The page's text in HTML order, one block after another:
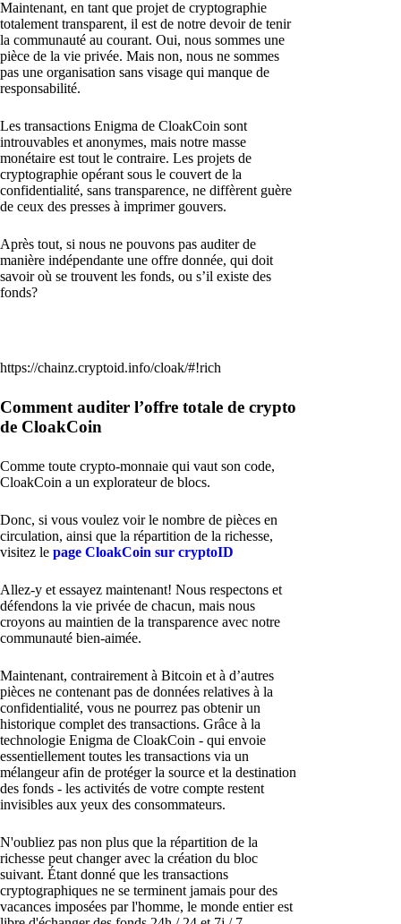
Maintenant, en tant que projet de cryptographie
totalement transparent, il est de notre devoir de tenir
la communauté au courant. Oui, nous sommes une
pièce de la vie privée. Mais non, nous ne sommes
pas une organisation sans visage qui manque de
responsabilité.
Les transactions Enigma de CloakCoin sont
introuvables et anonymes, mais notre masse
monétaire est tout le contraire. Les projets de
cryptographie opérant sous le couvert de la
confidentialité, sans transparence, ne diffèrent guère
de ceux des presses à imprimer gouvers.
Après tout, si nous ne pouvons pas auditer de
manière indépendante une offre donnée, qui doit
savoir où se trouvent les fonds, ou s’il existe des
fonds?
https://chainz.cryptoid.info/cloak/#!rich
Comment auditer l’offre totale de crypto
de CloakCoin
Comme toute crypto-monnaie qui vaut son code,
CloakCoin a un explorateur de blocs.
Donc, si vous voulez voir le nombre de pièces en
circulation, ainsi que la répartition de la richesse,
visitez le page CloakCoin sur cryptoID
Allez-y et essayez maintenant! Nous respectons et
défendons la vie privée de chacun, mais nous
croyons au maintien de la transparence avec notre
communauté bien-aimée.
Maintenant, contrairement à Bitcoin et à d’autres
pièces ne contenant pas de données relatives à la
confidentialité, vous ne pourrez pas obtenir un
historique complet des transactions. Grâce à la
technologie Enigma de CloakCoin - qui envoie
essentiellement toutes les transactions via un
mélangeur afin de protéger la source et la destination
des fonds - les activités de votre compte restent
invisibles aux yeux des consommateurs.
N'oubliez pas non plus que la répartition de la
richesse peut changer avec la création du bloc
suivant. Étant donné que les transactions
cryptographiques ne se terminent jamais pour des
vacances imposées par l'homme, le monde entier est